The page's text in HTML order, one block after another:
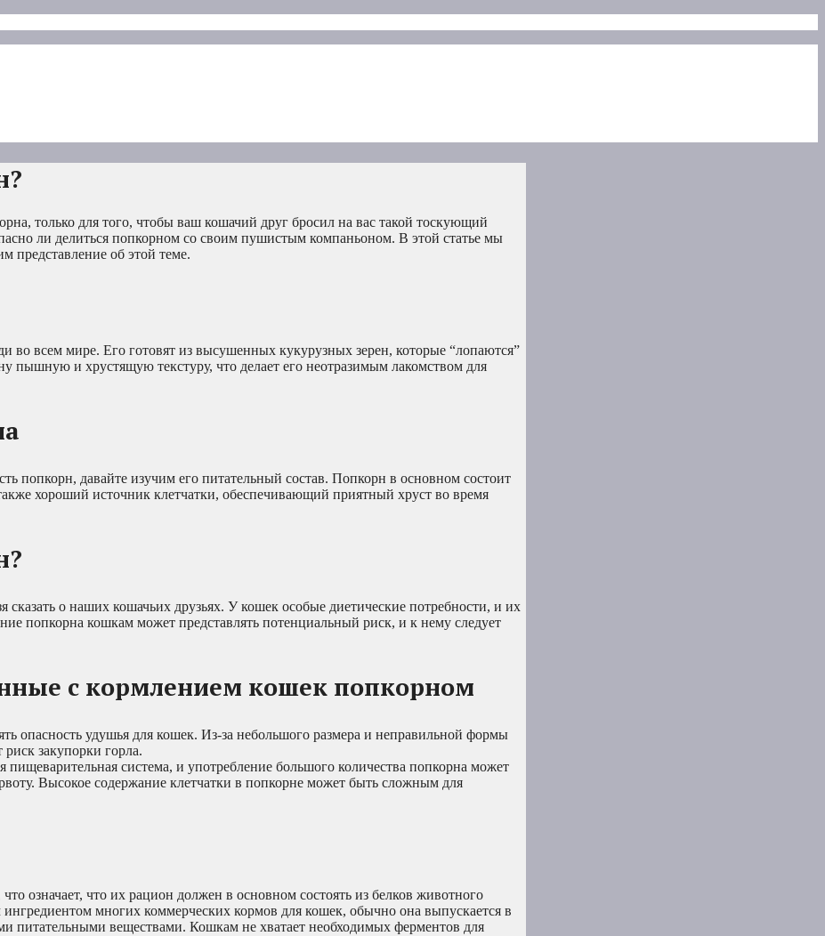
только для того, чтобы ваш кошачий друг бросил на вас такой тоскующий
ли делиться попкорном со своим пушистым компаньоном. В этой статье мы
представление об этой теме.
во всем мире. Его готовят из высушенных кукурузных зерен, которые “лопаются”
пышную и хрустящую текстуру, что делает его неотразимым лакомством для
попкорн, давайте изучим его питательный состав. Попкорн в основном состоит
хороший источник клетчатки, обеспечивающий приятный хруст во время
сказать о наших кошачьих друзьях. У кошек особые диетические потребности, и их
попкорна кошкам может представлять потенциальный риск, и к нему следует
с кормлением кошек попкорном
опасность удушья для кошек. Из-за небольшого размера и неправильной формы
закупорки горла.
пищеварительная система, и употребление большого количества попкорна может
Высокое содержание клетчатки в попкорне может быть сложным для
означает, что их рацион должен в основном состоять из белков животного
многих коммерческих кормов для кошек, обычно она выпускается в
питательными веществами. Кошкам не хватает необходимых ферментов для